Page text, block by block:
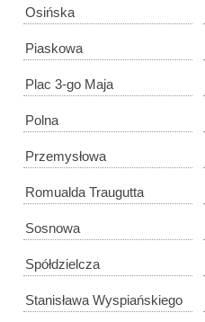
Osińska
Piaskowa
Plac 3-go Maja
Polna
Przemysłowa
Romualda Traugutta
Sosnowa
Spółdzielcza
Stanisława Wyspiańskiego